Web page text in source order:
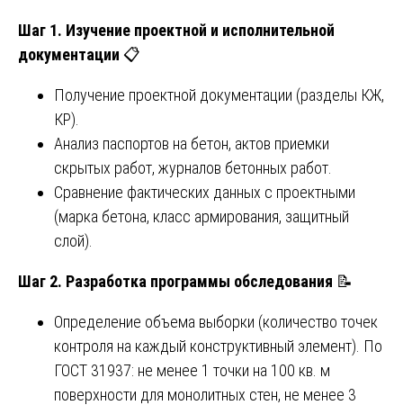
Шаг 1. Изучение проектной и исполнительной
документации 📋
Получение проектной документации (разделы КЖ,
КР).
Анализ паспортов на бетон, актов приемки
скрытых работ, журналов бетонных работ.
Сравнение фактических данных с проектными
(марка бетона, класс армирования, защитный
слой).
Шаг 2. Разработка программы обследования 📝
Определение объема выборки (количество точек
контроля на каждый конструктивный элемент). По
ГОСТ 31937: не менее 1 точки на 100 кв. м
поверхности для монолитных стен, не менее 3